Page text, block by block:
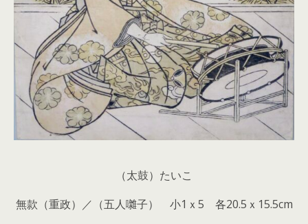
（太鼓）たいこ
無款（重政）／（五人囃子） 小1ｘ5 各20.5ｘ15.5cm